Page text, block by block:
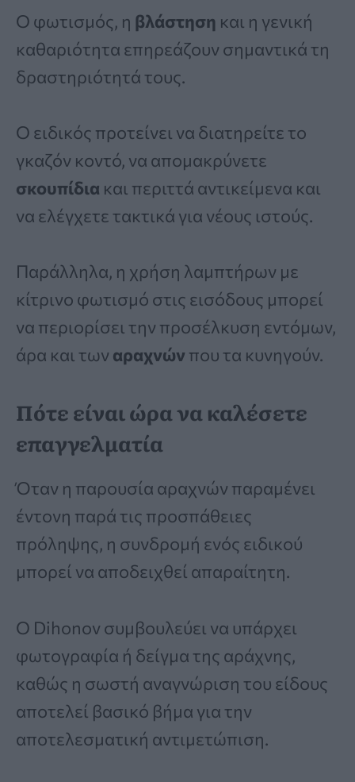
Ο φωτισμός, η βλάστηση και η γενική
καθαριότητα επηρεάζουν σημαντικά τη
δραστηριότητά τους.
Ο ειδικός προτείνει να διατηρείτε το
γκαζόν κοντό, να απομακρύνετε
σκουπίδια και περιττά αντικείμενα και
να ελέγχετε τακτικά για νέους ιστούς.
Παράλληλα, η χρήση λαμπτήρων με
κίτρινο φωτισμό στις εισόδους μπορεί
να περιορίσει την προσέλκυση εντόμων,
άρα και των αραχνών που τα κυνηγούν.
Πότε είναι ώρα να καλέσετε
επαγγελματία
Όταν η παρουσία αραχνών παραμένει
έντονη παρά τις προσπάθειες
πρόληψης, η συνδρομή ενός ειδικού
μπορεί να αποδειχθεί απαραίτητη.
Ο Dihonov συμβουλεύει να υπάρχει
φωτογραφία ή δείγμα της αράχνης,
καθώς η σωστή αναγνώριση του είδους
αποτελεί βασικό βήμα για την
αποτελεσματική αντιμετώπιση.